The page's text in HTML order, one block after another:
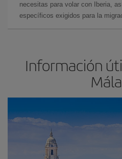
necesitas para volar con Iberia,
específicos exigidos para la
Información